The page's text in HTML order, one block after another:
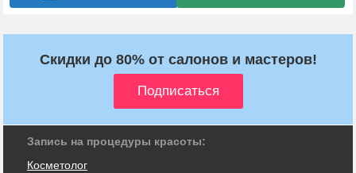
Скидки до 80% от салонов и мастеров!
Запись на процедуры красоты:
Косметолог